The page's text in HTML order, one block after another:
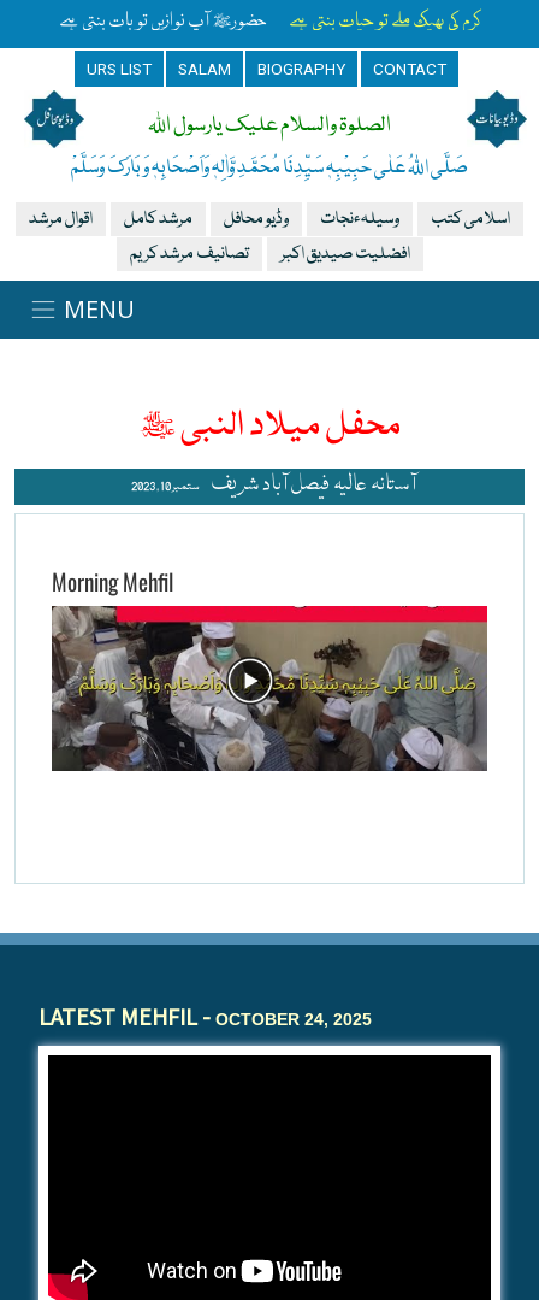
کرم کی بھیک ملے تو حیات بنتی ہے حضورﷺ آپ نوازیں تو بات بنتی ہے
URS LIST SALAM BIOGRAPHY CONTACT
الصلوۃ والسلام علیک یارسول اللہ
صَلَّی اللہُ عَلٰی حَبِیْبِہٖ سَیِّدِنَا مُحَمَّدِ وَّاٰلِہٖ وَاَصْحَابِہٖ وَبَارَکَ وَسَلَّمْ
اقوال مرشد مرشد کامل وڈیو محافل وسیلہءنجات
اسلامی کتب
تصانیف مرشد کریم
افضلیت صیدیق اکبر
محفل میلاد النبی ﷺ
ستمبر 10 , 2023 آستانہ عالیہ فیصل آباد شریف
Morning Mehfil
LATEST MEHFIL - OCTOBER 24, 2025